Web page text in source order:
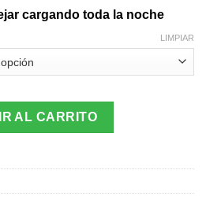
cargando toda la noche
LIMPIAR
Zero Nicotina 8000puff Sabor
AL CARRITO